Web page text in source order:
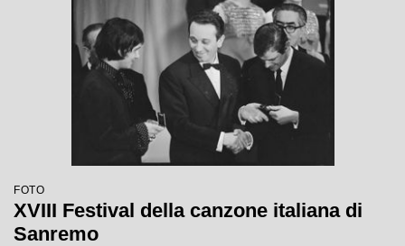
FOTO
XVIII Festival della canzone italiana di
Sanremo